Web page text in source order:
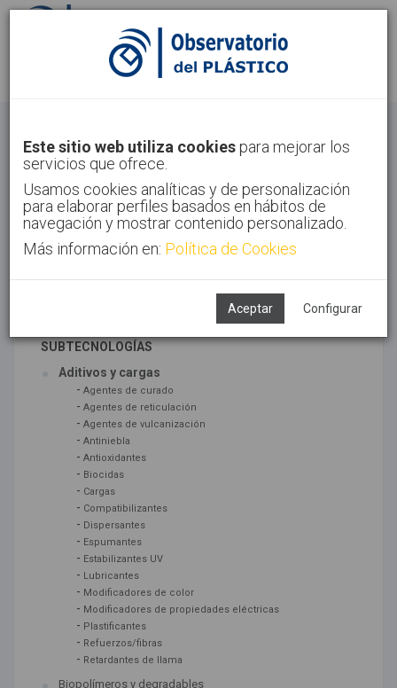
Identifícate Regístrate
Inicio Tecnologías Materiales
Este sitio web utiliza cookies para mejorar los
servicios que ofrece.
Usamos cookies analíticas y de personalización
para elaborar perfiles basados en hábitos de
navegación y mostrar contenido personalizado.
Más información en: Política de Cookies
Aceptar Configurar
TECNOLOGÍAS ASOCIADAS
SUBTECNOLOGÍAS
Aditivos y cargas
- Agentes de curado
- Agentes de reticulación
- Agentes de vulcanización
- Antiniebla
- Antioxidantes
- Biocidas
- Cargas
- Compatibilizantes
- Dispersantes
- Espumantes
- Estabilizantes UV
- Lubricantes
- Modificadores de color
- Modificadores de propiedades eléctricas
- Plastificantes
- Refuerzos/fibras
- Retardantes de llama
Biopolímeros y degradables